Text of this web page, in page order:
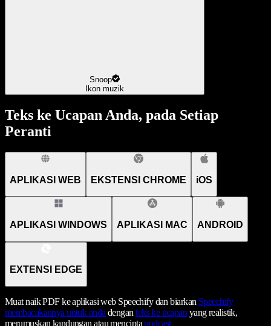
Snoop
Ikon muzik
Teks ke Ucapan Anda, pada Setiap
Peranti
APLIKASI WEB EKSTENSI CHROME iOS
APLIKASI WINDOWS APLIKASI MAC ANDROID
EXTENSI EDGE
Muat naik PDF ke aplikasi web Speechify dan biarkan Speechify
membacakannya untuk anda denganteks ke ucapan yang realistik,
merumuskan kandungan atau menciptapodcast